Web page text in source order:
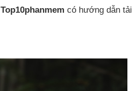
Top10phanmem có hướng dẫn tải